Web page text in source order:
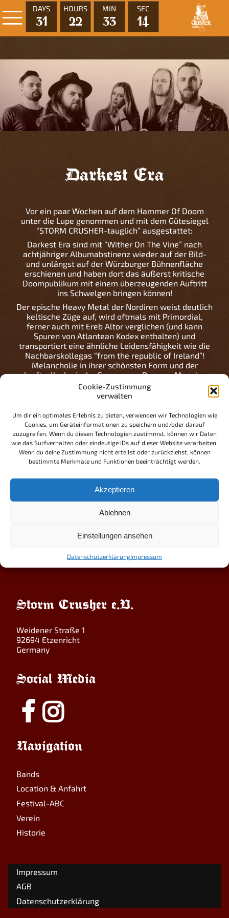
Cookie-Zustimmung
verwalten
Um dir ein optimales Erlebnis zu bieten, verwenden wir Technologien wie
Cookies, um Geräteinformationen zu speichern und/oder darauf
zuzugreifen. Wenn du diesen Technologien zustimmst, können wir Daten
wie das Surfverhalten oder eindeutige IDs auf dieser Website verarbeiten.
Wenn du deine Zustimmung nicht erteilst oder zurückziehst, können
bestimmte Merkmale und Funktionen beeinträchtigt werden.
Akzeptieren
Ablehnen
Einstellungen ansehen
DatenschutzerklärungImpressum
DAYS
31
HOURS
22
MIN
33
SEC
14
Darkest Era
Vor ein paar Wochen auf dem Hammer Of Doom
unter die Lupe genommen und mit dem Gütesiegel
“STORM CRUSHER-tauglich” ausgestattet:
Darkest Era sind mit “Wither On The Vine” nach
achtjähriger Albumabstinenz wieder auf der Bild-
und unlängst auf der Würzburger Bühnenfläche
erschienen und haben dort das äußerst kritische
Doompublikum mit einem überzeugenden Auftritt
ins Schwelgen bringen können!
Der epische Heavy Metal der Nordiren weist deutlich
keltische Züge auf, wird oftmals mit Primordial,
ferner auch mit Ereb Altor verglichen (und kann
Spuren von Atlantean Kodex enthalten) und
transportiert eine ähnliche Leidensfähigkeit wie die
Nachbarskollegas “from the republic of Ireland”!
Melancholie in ihrer schönsten Form und der
kraftvoll-elegische Gesang von Dwayne Maguire
säumen den Weg, auf den Tracks wie ‘Floodlands’ ,
‘A Path Made Of Roots’ oder ‘The Collapse’
Um möglichen Sturzbächen von Tränen
vorzubeugen, werden wir deshalb an neuralgischen
Punkten in der O’Schnitthalle Taschentuchspender
aufstellen und ebenfalls eine Seelsorge-Hotline
einrichten.
Gastgeber einer der seltenen DARKEST ERA-
Auftritte in germanischen Landen sein zu dürfen
(schnief) …ist der Spender eigentlich schon befüllt
worden…?
Storm Crusher e.V.
Weidener Straße 1
92694 Etzenricht
Germany
Social Media
Navigation
Bands
Location & Anfahrt
Festival-ABC
Verein
Historie
Impressum
AGB
Datenschutzerklärung